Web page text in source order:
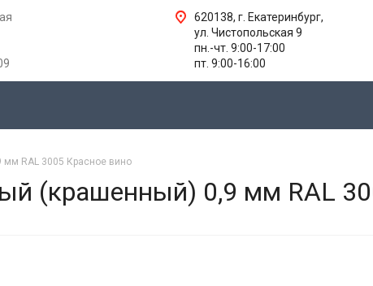
620138, г. Екатеринбург,
ул. Чистопольская 9
пн.-чт. 9:00-17:00
пт. 9:00-16:00
RAL 3005 Красное вино
(крашенный) 0,9 мм RAL